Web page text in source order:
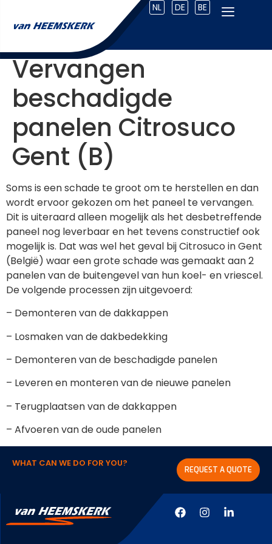
NL DE BE
Vervangen
beschadigde
panelen Citrosuco
Gent (B)
Soms is een schade te groot om te herstellen en dan
wordt ervoor gekozen om het paneel te vervangen.
Dit is uiteraard alleen mogelijk als het desbetreffende
paneel nog leverbaar en het tevens constructief ook
mogelijk is. Dat was wel het geval bij Citrosuco in Gent
(België) waar een grote schade was gemaakt aan 2
panelen van de buitengevel van hun koel- en vriescel.
De volgende processen zijn uitgevoerd:
– Demonteren van de dakkappen
– Losmaken van de dakbedekking
– Demonteren van de beschadigde panelen
– Leveren en monteren van de nieuwe panelen
– Terugplaatsen van de dakkappen
– Afvoeren van de oude panelen
WHAT CAN WE DO FOR YOU?
REQUEST A QUOTE